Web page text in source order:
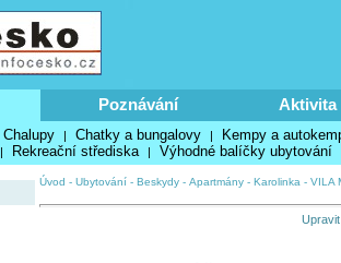
Poznávání Aktivita
Chalupy | Chatky a bungalovy | Kempy a
| Rekreační střediska | Výhodné balíčky ubytování
Úvod - Ubytování - Beskydy - Apartmány - Karolinka - VILA